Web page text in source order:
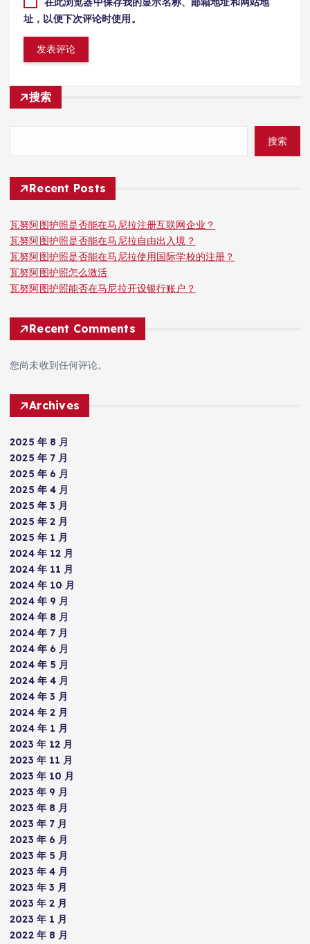
址，以便下次评论时使用。
搜索
搜索
Recent Posts
瓦努阿图护照是否能在马尼拉注册互联网企业？
瓦努阿图护照是否能在马尼拉自由出入境？
瓦努阿图护照是否能在马尼拉使用国际学校的注册？
瓦努阿图护照怎么激活
瓦努阿图护照能否在马尼拉开设银行账户？
Recent Comments
您尚未收到任何评论。
Archives
2025 年 8 月
2025 年 7 月
2025 年 6 月
2025 年 4 月
2025 年 3 月
2025 年 2 月
2025 年 1 月
2024 年 12 月
2024 年 11 月
2024 年 10 月
2024 年 9 月
2024 年 8 月
2024 年 7 月
2024 年 6 月
2024 年 5 月
2024 年 4 月
2024 年 3 月
2024 年 2 月
2024 年 1 月
2023 年 12 月
2023 年 11 月
2023 年 10 月
2023 年 9 月
2023 年 8 月
2023 年 7 月
2023 年 6 月
2023 年 5 月
2023 年 4 月
2023 年 3 月
2023 年 2 月
2023 年 1 月
2022 年 8 月